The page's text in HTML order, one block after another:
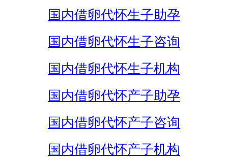
国内借卵代怀生子助孕
国内借卵代怀生子咨询
国内借卵代怀生子机构
国内借卵代怀产子助孕
国内借卵代怀产子咨询
国内借卵代怀产子机构